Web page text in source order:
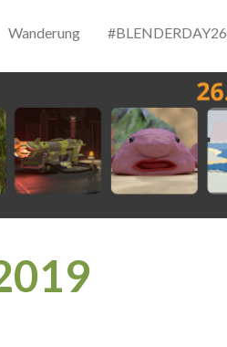
Wanderung #BLENDERDAY26